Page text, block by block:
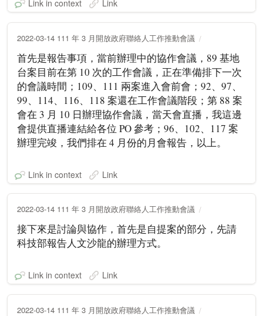
Link in context Link
2022-03-14 111 年 3 月開放政府聯絡人工作推動會議
首先是報告事項，當前辦理中的協作會議，89 基地
台案目前在第 10 次的工作會議，正在準備排下一次
的會議時間；109、111 兩案進入會前會；92、97、
99、114、116、118 案還在工作會議階段；第 88 案
會在 3 月 10 日辦理協作會議，當天會直播，我這邊
會提供直播連結給各位 PO 參考；96、102、117 案
辦理完竣，我們排在 4 月份的月會報告，以上。
Link in context Link
2022-03-14 111 年 3 月開放政府聯絡人工作推動會議
接下來是討論與協作，首先是自提案的部分，先請
科技部報告人文沙龍的辦理方式。
Link in context Link
2022-03-14 111 年 3 月開放政府聯絡人工作推動會議